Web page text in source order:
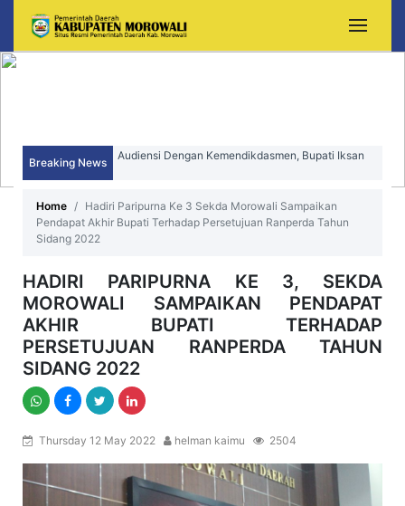
Breaking News Sekda Morowali Yusman Mahbub Hadiri Peringatan
Perjuangkan Peningkatan Mutu dan Pemerataan
Home
Hadiri Paripurna Ke 3 Sekda Morowali Sampaikan
Pendapat Akhir Bupati Terhadap Persetujuan Ranperda Tahun
Sidang 2022
HADIRI PARIPURNA KE 3, SEKDA
MOROWALI SAMPAIKAN PENDAPAT
AKHIR BUPATI TERHADAP
PERSETUJUAN RANPERDA TAHUN
SIDANG 2022
Thursday 12 May 2022 helman kaimu 2504